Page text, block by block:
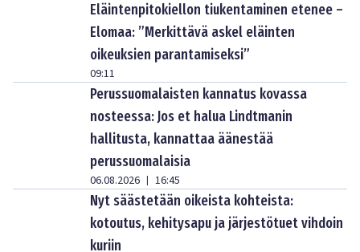
Eläintenpitokiellon tiukentaminen etenee –
Elomaa: ”Merkittävä askel eläinten
oikeuksien parantamiseksi”
09:11
Perussuomalaisten kannatus kovassa
nosteessa: Jos et halua Lindtmanin
hallitusta, kannattaa äänestää
perussuomalaisia
06.08.2026 | 16:45
Nyt säästetään oikeista kohteista:
kotoutus, kehitysapu ja järjestötuet vihdoin
kuriin